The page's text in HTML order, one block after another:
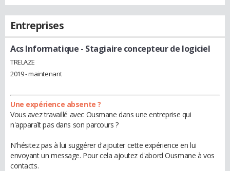
Entreprises
Acs Informatique - Stagiaire concepteur de logiciel
TRELAZE
2019 - maintenant
Une expérience absente ?
Vous avez travaillé avec Ousmane dans une entreprise qui
n'apparaît pas dans son parcours ?
N'hésitez pas à lui suggérer d'ajouter cette expérience en lui
envoyant un message. Pour cela ajoutez d'abord Ousmane à vos
contacts.